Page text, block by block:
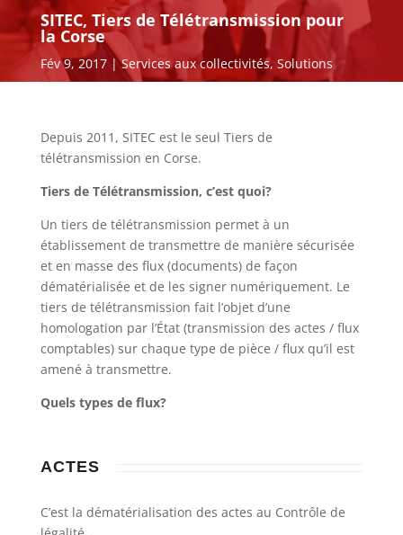
SITEC, Tiers de Télétransmission pour
la Corse
Fév 9, 2017 Services aux collectivités, Solutions
Depuis 2011, SITEC est le seul Tiers de
télétransmission en Corse.
Tiers de Télétransmission, c’est quoi?
Un tiers de télétransmission permet à un
établissement de transmettre de manière sécurisée
et en masse des flux (documents) de façon
dématérialisée et de les signer numériquement. Le
tiers de télétransmission fait l’objet d’une
homologation par l’État (transmission des actes / flux
comptables) sur chaque type de pièce / flux qu’il est
amené à transmettre.
Quels types de flux?
ACTES
C’est la dématérialisation des actes au Contrôle de